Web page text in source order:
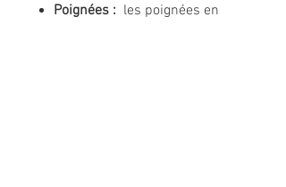
Poignées : les poignées en